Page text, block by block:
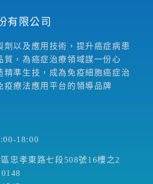
有限公司
劑以及應用技術，提升癌症病患
質，為癌症治療領域謀一份心
精準生技，成為免疫細胞癌症治
疫療法應用平台的領導品牌
18:00
忠孝東路七段508號16樓之2